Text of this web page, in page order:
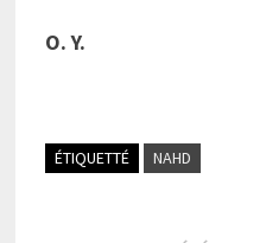
O. Y.
ÉTIQUETTÉ NAHD